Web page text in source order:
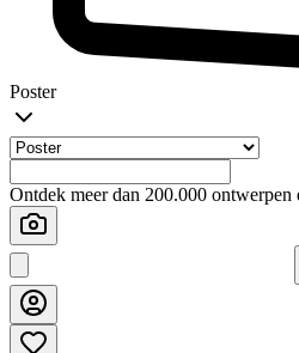
Poster
Ontdek meer dan 200.000 ontwerpen